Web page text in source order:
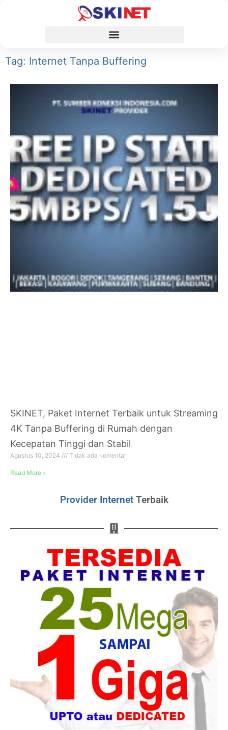
Tag: Internet Tanpa Buffering
SKINET, Paket Internet Terbaik untuk Streaming
4K Tanpa Buffering di Rumah dengan
Kecepatan Tinggi dan Stabil
Agustus 10, 2024 Tidak ada komentar
Read More »
Provider Internet Terbaik